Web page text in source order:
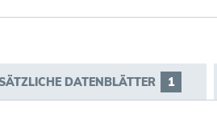
DATENBLÄTTER 1